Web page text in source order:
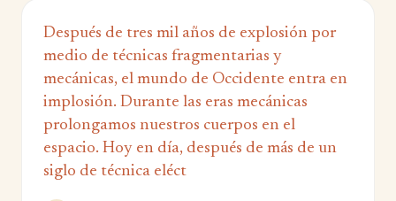
Después de tres mil años de explosión por
medio de técnicas fragmentarias y
mecánicas, el mundo de Occidente entra en
implosión. Durante las eras mecánicas
prolongamos nuestros cuerpos en el
espacio. Hoy en día, después de más de un
siglo de técnica eléct